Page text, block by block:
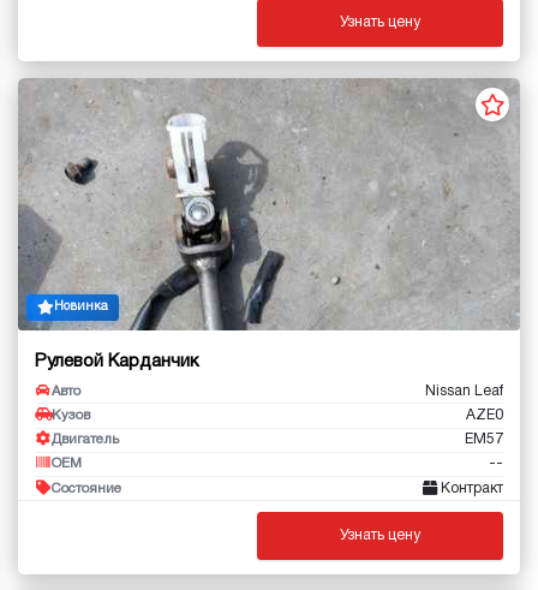
Узнать цену
Новинка
Рулевой Карданчик
Авто Nissan Leaf
Кузов AZE0
Двигатель EM57
OEM --
Состояние Контракт
Узнать цену